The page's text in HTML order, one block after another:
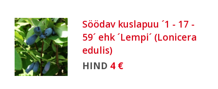
Söödav kuslapuu ´1 - 17 -
59´ ehk ´Lempi´ (Lonicera
edulis)
HIND 4 €